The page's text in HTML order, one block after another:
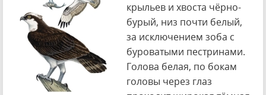
крыльев и хвоста чёрно-
бурый, низ почти белый,
за исключением зоба с
буроватыми пестринами.
Голова белая, по бокам
головы через глаз